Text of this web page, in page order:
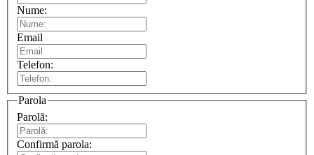
Nume:
Email
Telefon:
Parola
Parolă:
Confirmă parola: